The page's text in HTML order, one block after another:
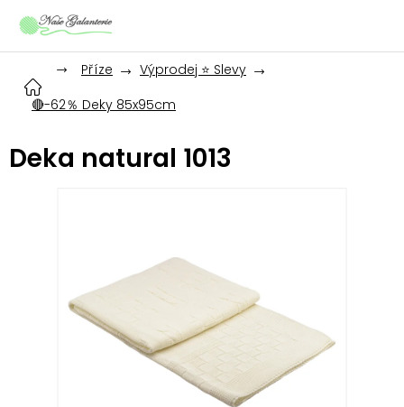
Příze
Výprodej ⭐ Slevy
🔴-62％ Deky 85x95cm
Deka natural 1013